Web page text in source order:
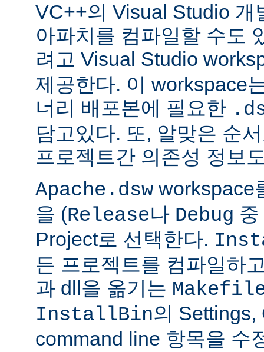
VC++의 Visual Studio 개
아파치를 컴파일할 수도
려고 Visual Studio
제공한다. 이 workspace
너리 배포본에 필요한
담고있다. 또, 알맞은 순
프로젝트간 의존성 정보
Apache.dsw workspace
을 (Release나 Debug
Project로 선택한다.
든 프로젝트를 컴파일하
과 dll을 옮기는
InstallBin의 Settings,
command line 항목을 수